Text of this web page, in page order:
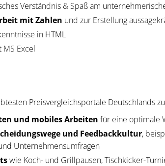
Verständnis & Spaß am
mit Zahlen und zur Erstellung
in HTML
Excel
Preisvergleichsportale Deutschlands
und mobiles Arbeiten für eine optimale
und Feedbackkultur,
Unternehmensumfragen
wie Koch- und Grillpausen, Tischkicker-